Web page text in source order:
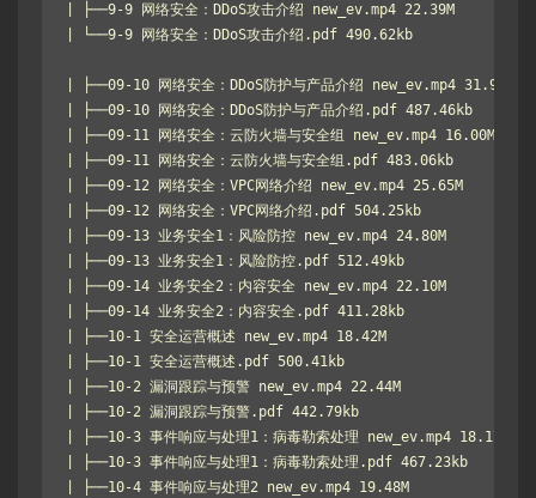
| ├──9-9 网络安全：DDoS攻击介绍 new_ev.mp4 22.39M
| └──9-9 网络安全：DDoS攻击介绍.pdf 490.62kb
| ├──09-10 网络安全：DDoS防护与产品介绍 new_ev.mp4 31.91M
| ├──09-10 网络安全：DDoS防护与产品介绍.pdf 487.46kb
| ├──09-11 网络安全：云防火墙与安全组 new_ev.mp4 16.00M
| ├──09-11 网络安全：云防火墙与安全组.pdf 483.06kb
| ├──09-12 网络安全：VPC网络介绍 new_ev.mp4 25.65M
| ├──09-12 网络安全：VPC网络介绍.pdf 504.25kb
| ├──09-13 业务安全1：风险防控 new_ev.mp4 24.80M
| ├──09-13 业务安全1：风险防控.pdf 512.49kb
| ├──09-14 业务安全2：内容安全 new_ev.mp4 22.10M
| ├──09-14 业务安全2：内容安全.pdf 411.28kb
| ├──10-1 安全运营概述 new_ev.mp4 18.42M
| ├──10-1 安全运营概述.pdf 500.41kb
| ├──10-2 漏洞跟踪与预警 new_ev.mp4 22.44M
| ├──10-2 漏洞跟踪与预警.pdf 442.79kb
| ├──10-3 事件响应与处理1：病毒勒索处理 new_ev.mp4 18.17M
| ├──10-3 事件响应与处理1：病毒勒索处理.pdf 467.23kb
| ├──10-4 事件响应与处理2 new_ev.mp4 19.48M